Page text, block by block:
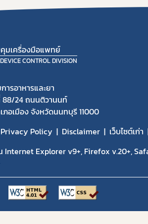
มเครื่องมือแพทย์
CONTROL DIVISION
รอาหารและยา
88/24 ถนนติวานนท์
อเมือง จังหวัดนนทบุรี 11000
Privacy Policy Disclaimer เว็บไซต์เก่า
Internet Explorer v9+, Firefox v.20+,